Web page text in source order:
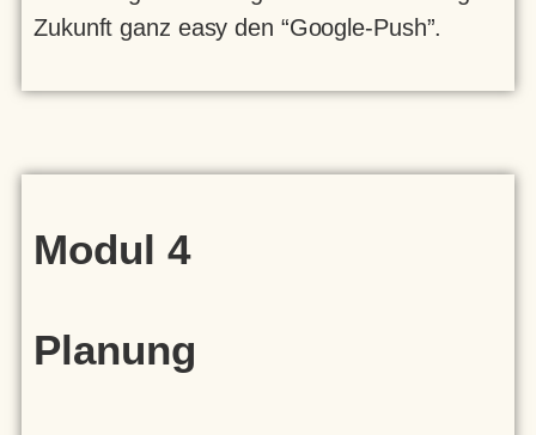
Zukunft ganz easy den “Google-Push”.
Modul 4
Planung